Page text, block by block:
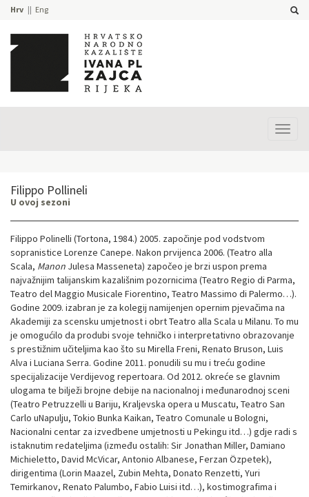
Hrv Eng
Filippo Pollineli
U ovoj sezoni
Filippo Polinelli (Tortona, 1984.) 2005. započinje pod vodstvom
sopranistice Lorenze Canepe. Nakon prvijenca 2006. (Teatro alla
Scala, Manon Julesa Masseneta) započeo je brzi uspon prema
najvažnijim talijanskim kazališnim pozornicima (Teatro Regio di Parma,
Teatro del Maggio Musicale Fiorentino, Teatro Massimo di Palermo…).
Godine 2009. izabran je za kolegij namijenjen opernim pjevačima na
Akademiji za scensku umjetnost i obrt Teatro alla Scala u Milanu. To mu
je omogućilo da produbi svoje tehničko i interpretativno obrazovanje
s prestižnim učiteljima kao što su Mirella Freni, Renato Bruson, Luis
Alva i Luciana Serra. Godine 2011. ponudili su mu i treću godine
specijalizacije Verdijevog repertoara. Od 2012. okreće se glavnim
ulogama te bilježi brojne debije na nacionalnoj i međunarodnoj sceni
(Teatro Petruzzelli u Bariju, Kraljevska opera u Muscatu, Teatro San
Carlo uNapulju, Tokio Bunka Kaikan, Teatro Comunale u Bologni,
Nacionalni centar za izvedbene umjetnosti u Pekingu itd…) gdje radi s
istaknutim redateljima (između ostalih: Sir Jonathan Miller, Damiano
Michieletto, David McVicar, Antonio Albanese, Ferzan Özpetek),
dirigentima (Lorin Maazel, Zubin Mehta, Donato Renzetti, Yuri
Temirkanov, Renato Palumbo, Fabio Luisi itd…), kostimografima i